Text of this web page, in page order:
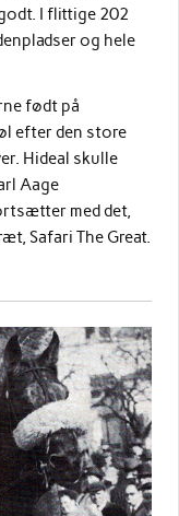
I flittige 202
og hele
født på
efter den store
Hideal skulle
Aage
med det,
Safari The Great.